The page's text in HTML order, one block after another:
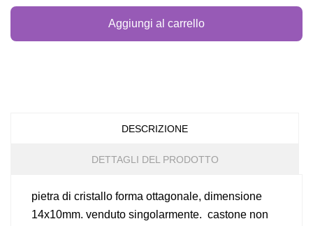
Aggiungi al carrello
DESCRIZIONE
DETTAGLI DEL PRODOTTO
pietra di cristallo forma ottagonale, dimensione
14x10mm. venduto singolarmente. castone non